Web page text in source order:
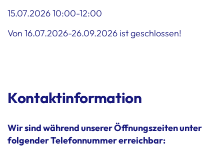
15.07.2026 10:00-12:00
Von 16.07.2026-26.09.2026 ist geschlossen!
Kontaktinformation
Wir sind während unserer Öffnungszeiten unter
folgender Telefonnummer erreichbar: